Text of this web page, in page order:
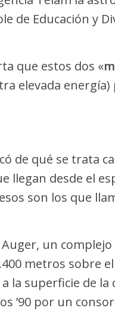
de Educación y
que estos dos «
elevada
de qué se trata
llegan desde el
son los que
un
metros sobre
la superficie de la
’90 por un